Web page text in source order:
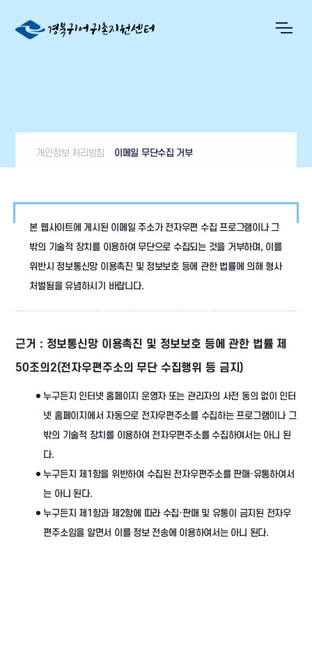
개인정보 처리방침 이메일 무단수집 거부
본 웹사이트에 게시된 이메일 주소가 전자우편 수집 프로그램이나 그
밖의 기술적 장치를 이용하여 무단으로 수집되는 것을 거부하며, 이를
위반시 정보통신망 이용촉진 및 정보보호 등에 관한 법률에 의해 형사
처벌됨을 유념하시기 바랍니다.
근거 : 정보통신망 이용촉진 및 정보보호 등에 관한 법률 제
50조의2(전자우편주소의 무단 수집행위 등 금지)
누구든지 인터넷 홈페이지 운영자 또는 관리자의 사전 동의 없이 인터
넷 홈페이지에서 자동으로 전자우편주소를 수집하는 프로그램이나 그
밖의 기술적 장치를 이용하여 전자우편주소를 수집하여서는 아니 된
다.
누구든지 제1항을 위반하여 수집된 전자우편주소를 판매·유통하여서
는 아니 된다.
누구든지 제1항과 제2항에 따라 수집·판매 및 유통이 금지된 전자우
편주소임을 알면서 이를 정보 전송에 이용하여서는 아니 된다.